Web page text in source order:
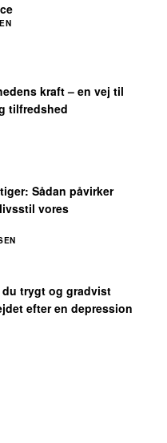
du trygt og gradvist
efter en depression
Sådan påvirker
vores
kraft – en vej til
tilfredshed